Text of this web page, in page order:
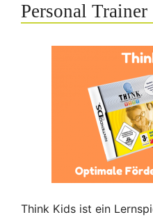
Personal Trainer
Think Kids ist ein